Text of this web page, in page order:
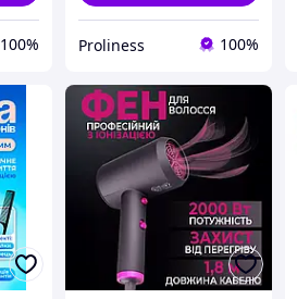
100% Proliness 100%